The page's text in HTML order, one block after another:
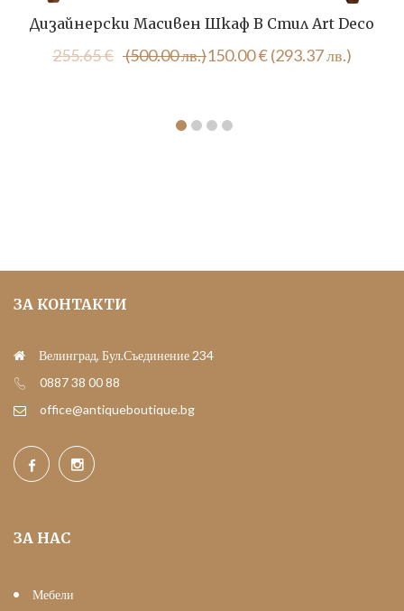
Дизайнерски Масивен Шкаф В Стил Art Deco
255.65€ (500.00 лв.)Original
255.65 €
150.00€(293.37 лв.)
Текущата
150.00 €
ЗА КОНТАКТИ
Велинград, Бул.Съединение 234
0887 38 00 88
office@antiqueboutique.bg
ЗА НАС
Мебели